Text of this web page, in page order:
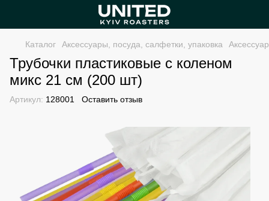
Каталог Аксессуары, посуда, салфетки, упаковка
Трубочки пластиковые с коленом
микс 21 см (200 шт)
Артикул: 128001 Оставить отзыв